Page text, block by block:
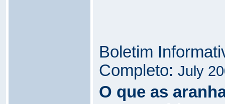
Boletim
Completo: July
O que as